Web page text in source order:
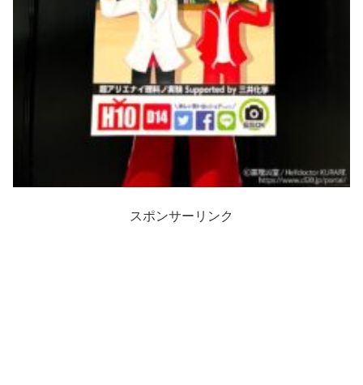
スポンサーリンク